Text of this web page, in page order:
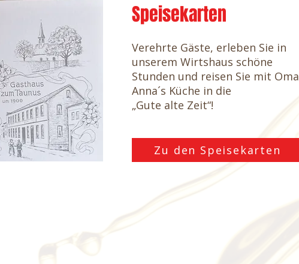
Speisekarten
Verehrte Gäste, erleben Sie in
unserem Wirtshaus schöne
Stunden und reisen Sie mit Oma
Anna´s Küche in die
„Gute alte Zeit“!
Zu den Speisekarten